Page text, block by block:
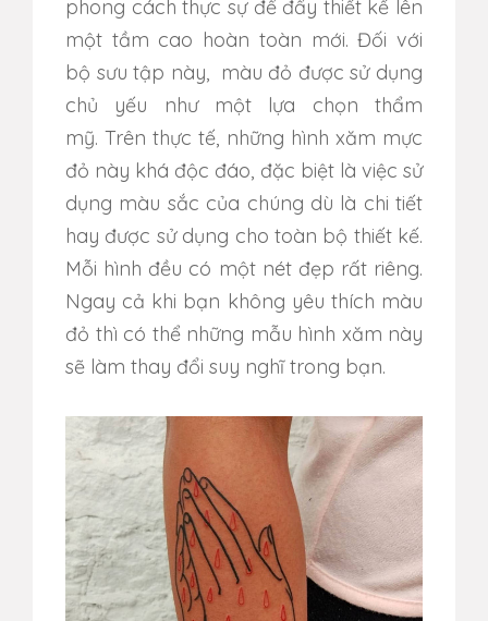
phong cách thực sự để đẩy thiết kế lên
một tầm cao hoàn toàn mới. Đối với
bộ sưu tập này, màu đỏ được sử dụng
chủ yếu như một lựa chọn thẩm
mỹ. Trên thực tế, những hình xăm mực
đỏ này khá độc đáo, đặc biệt là việc sử
dụng màu sắc của chúng dù là chi tiết
hay được sử dụng cho toàn bộ thiết kế.
Mỗi hình đều có một nét đẹp rất riêng.
Ngay cả khi bạn không yêu thích màu
đỏ thì có thể những mẫu hình xăm này
sẽ làm thay đổi suy nghĩ trong bạn.